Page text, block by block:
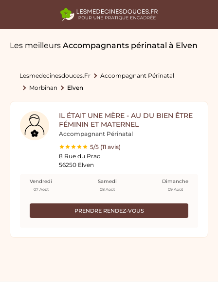
Les meilleurs Accompagnants périnatal à Elven
Lesmedecinesdouces.fr
Accompagnant Périnatal
Morbihan
Elven
IL ÉTAIT UNE MÈRE - AU DU BIEN ÊTRE
FÉMININ ET MATERNEL
Accompagnant Périnatal
5/5 (11 avis)
8 Rue du Prad
56250 Elven
PRENDRE RENDEZ-VOUS
Vendredi
07 Août
Samedi
08 Août
Dimanche
09 Août